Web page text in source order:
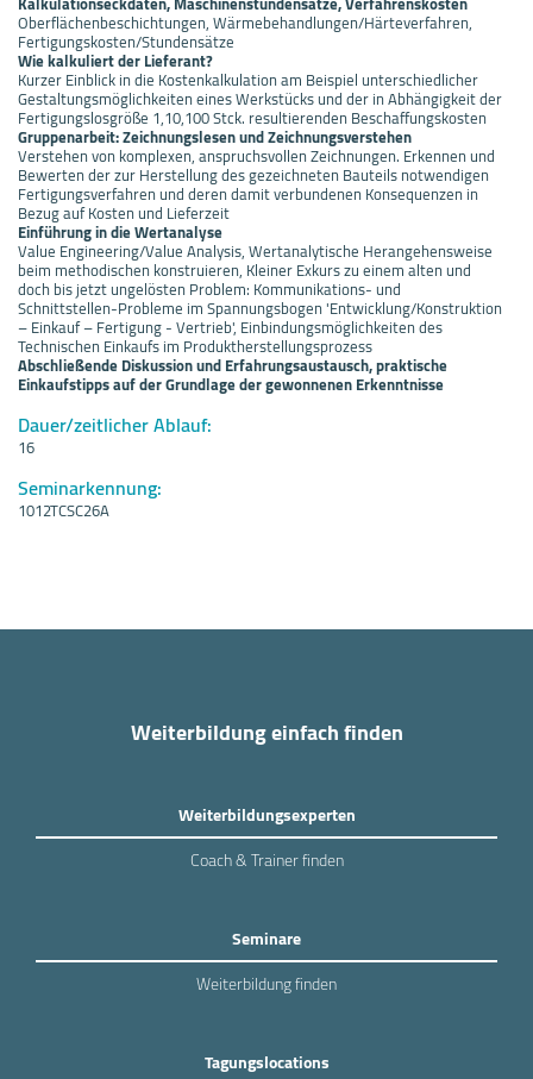
Oberflächenbeschichtungen, Wärmebehandlungen/Härteverfahren,
Fertigungskosten/Stundensätze
Wie kalkuliert der Lieferant?
Kurzer Einblick in die Kostenkalkulation am Beispiel unterschiedlicher
Gestaltungsmöglichkeiten eines Werkstücks und der in Abhängigkeit der
Fertigungslosgröße 1,10,100 Stck. resultierenden Beschaffungskosten
Gruppenarbeit: Zeichnungslesen und Zeichnungsverstehen
Verstehen von komplexen, anspruchsvollen Zeichnungen. Erkennen und
Bewerten der zur Herstellung des gezeichneten Bauteils notwendigen
Fertigungsverfahren und deren damit verbundenen Konsequenzen in
Bezug auf Kosten und Lieferzeit
Einführung in die Wertanalyse
Value Engineering/Value Analysis, Wertanalytische Herangehensweise
beim methodischen konstruieren, Kleiner Exkurs zu einem alten und
doch bis jetzt ungelösten Problem: Kommunikations- und
Schnittstellen-Probleme im Spannungsbogen 'Entwicklung/Konstruktion
– Einkauf – Fertigung - Vertrieb', Einbindungsmöglichkeiten des
Technischen Einkaufs im Produktherstellungsprozess
Abschließende Diskussion und Erfahrungsaustausch, praktische
Einkaufstipps auf der Grundlage der gewonnenen Erkenntnisse
Dauer/zeitlicher Ablauf:
16
Seminarkennung:
1012TCSC26A
Weiterbildung einfach finden
Weiterbildungsexperten
Coach & Trainer finden
Seminare
Weiterbildung finden
Tagungslocations